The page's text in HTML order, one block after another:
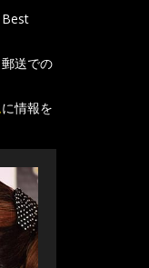
Best
送での
に情報を